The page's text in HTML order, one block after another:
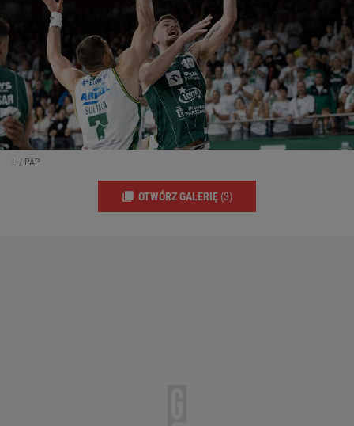
L / PAP
OTWÓRZ GALERIĘ (3)